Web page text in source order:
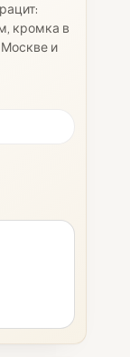
кромка в
Москве и